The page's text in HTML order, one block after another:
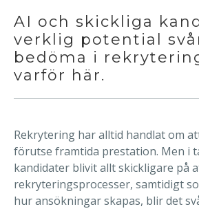
AI och skickliga
verklig potential
bedöma i
varför här.
Rekrytering har alltid handlat om
förutse framtida prestation. Men i
kandidater blivit allt skickligare på
rekryteringsprocesser, samtidigt
hur ansökningar skapas, blir det